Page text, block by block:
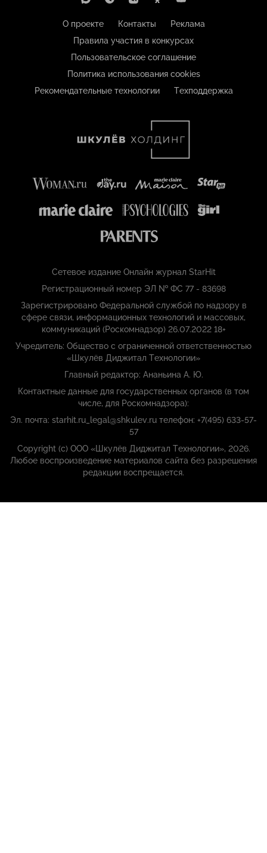
О проекте Контакты
Реклама
Правила участия в конкурсах
Пользовательское соглашение
Политика использования cookies
Рекомендательные технологии
Техподдержка
Сетевое издание Онлайн журнал StarHit
Регистрационный номер ЭЛ № ФС 77 - 83698
Зарегистрировано Федеральной службой по надзору в
сфере связи, информационных технологий и массовых,
коммуникаций (Роскомнадзор) 26.07.2022 18+
Учредитель: Общество с ограниченной ответственностью
«Шкулёв Диджитал Технологии»
Главный редактор: Ананьина А. Ю.
Контактные данные для государственных органов (в том
числе, для Роскомнадзора):
Эл. почта: starhit.ru_legal@shkulev.ru телефон: +7(495) 633-57-
57
Copyright (с) ООО «Шкулёв Диджитал Технологии», 2026.
Любое воспроизведение материалов сайта без разрешения
редакции воспрещается.